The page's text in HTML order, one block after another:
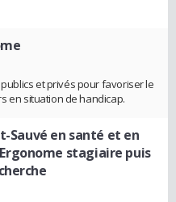
et privés pour favoriser le
en situation de handicap.
Sauvé en santé et en
stagiaire puis